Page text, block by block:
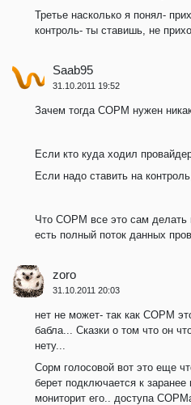
Третье насколько я понял-
контроль- ты ставишь, не
Saab95
31.10.2011 19:52
Зачем тогда СОРМ нужен
Если кто куда ходил
Если надо ставить на
Что СОРМ все это сам делать
есть полный поток данных
zoro
31.10.2011 20:03
нет не может- так как СОРМ
бабла... Сказки о том что он
нету...
Сорм голосовой вот это еще
берет подключается к
мониторит его.. доступа